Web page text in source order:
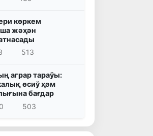
көркем
жәҳән
513
аграр тараўы:
өсиў ҳәм
бағдар
503